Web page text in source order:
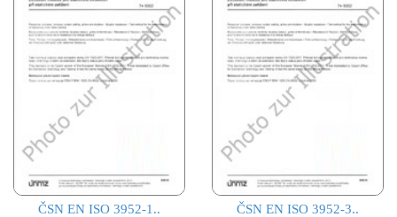
ČSN EN ISO 3952-1..
ČSN EN ISO 3952-3..